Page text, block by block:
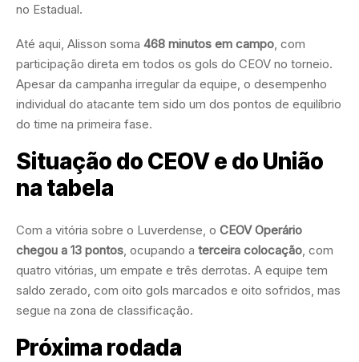
no Estadual.
Até aqui, Alisson soma 468 minutos em campo, com
participação direta em todos os gols do CEOV no torneio.
Apesar da campanha irregular da equipe, o desempenho
individual do atacante tem sido um dos pontos de equilíbrio
do time na primeira fase.
Situação do CEOV e do União
na tabela
Com a vitória sobre o Luverdense, o CEOV Operário
chegou a 13 pontos, ocupando a terceira colocação, com
quatro vitórias, um empate e três derrotas. A equipe tem
saldo zerado, com oito gols marcados e oito sofridos, mas
segue na zona de classificação.
Próxima rodada